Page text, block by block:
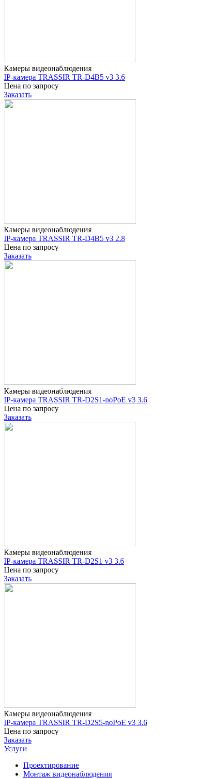
Камеры видеонаблюдения
IP-камера TRASSIR TR-D4B5 v3 3.6
Цена по запросу
Заказать
Камеры видеонаблюдения
IP-камера TRASSIR TR-D4B5 v3 2.8
Цена по запросу
Заказать
Камеры видеонаблюдения
IP-камера TRASSIR TR-D2S1-noPoE v3 3.6
Цена по запросу
Заказать
Камеры видеонаблюдения
IP-камера TRASSIR TR-D2S1 v3 3.6
Цена по запросу
Заказать
Камеры видеонаблюдения
IP-камера TRASSIR TR-D2S5-noPoE v3 3.6
Цена по запросу
Заказать
Услуги
Проектирование
Монтаж видеонаблюдения